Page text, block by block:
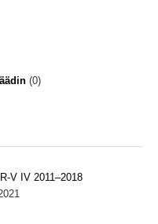
(0)
V IV 2011–2018